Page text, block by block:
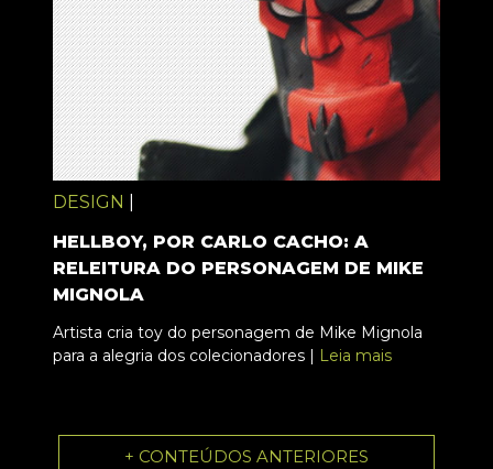
DESIGN
HELLBOY, POR CARLO CACHO: A
RELEITURA DO PERSONAGEM DE MIKE
MIGNOLA
Artista cria toy do personagem de Mike Mignola
para a alegria dos colecionadores | Leia mais
+ CONTEÚDOS ANTERIORES